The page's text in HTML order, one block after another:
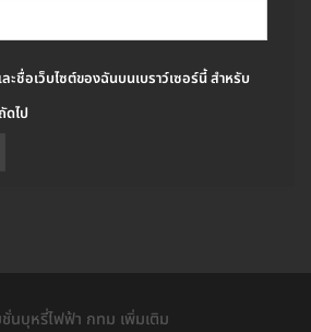
ชื่อเว็บไซต์ของฉันบนเบราว์เซอร์นี้ สำหรับ
ดไป
ชั่นบุหรี่ไฟฟ้า กทม เพิ่มเติม